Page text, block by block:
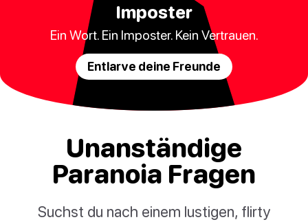
Imposter
Ein Wort. Ein Imposter. Kein Vertrauen.
Entlarve deine Freunde
Unanständige
Paranoia Fragen
Suchst du nach einem lustigen, flirty